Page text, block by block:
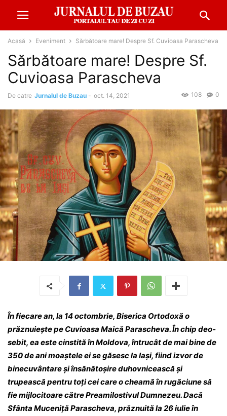
Acasă Eveniment Sărbătoare mare! Despre Sf. Cuvioasa Parascheva
Sărbătoare mare! Despre Sf.
Cuvioasa Parascheva
De catre Jurnalul de Buzau - oct. 14, 2021 0
108
În fiecare an, la 14 octombrie, Biserica Or­todoxă o
prăznuiește pe Cuvioasa Maică Parascheva. În chip deo­
sebit, ea este cinstită în Moldova, întrucât de mai bine de
350 de ani moaștele ei se găsesc la Iași, fiind izvor de
bine­cu­vân­ta­re și însă­nă­to­șire duhovnicească și
trupească pentru toți cei care o cheamă în rugăciune să
fie mijlo­ci­toa­re către Preamilostivul Dum­ne­zeu. Dacă
Sfânta Muceniță Parascheva, prăz­nuită la 26 iulie în